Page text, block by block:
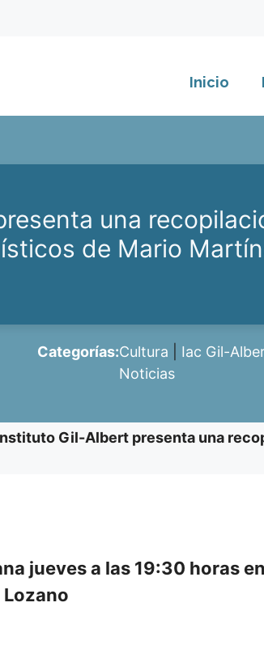
Inicio
una
de Mario
Categorías:Cultura Iac Gil-
Noticias
Gil-Albert presenta una
jueves a las 19:30 horas